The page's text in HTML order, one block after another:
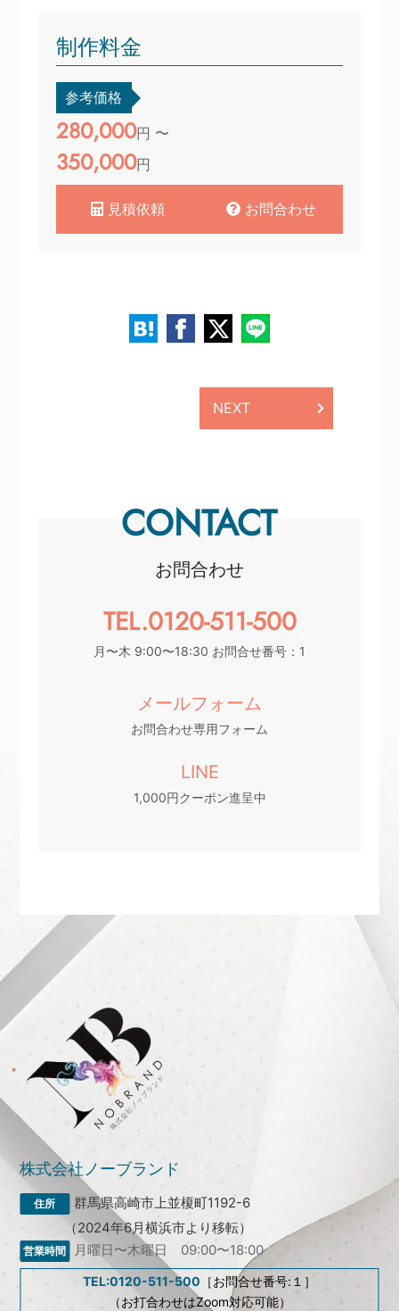
制作料金
参考価格
280,000円 〜
350,000円
見積依頼 お問合わせ
NEXT
CONTACT
お問合わせ
TEL.0120-511-500
月〜木 9:00〜18:30 お問合せ番号：1
メールフォーム
お問合わせ専用フォーム
LINE
1,000円クーポン進呈中
株式会社ノーブランド
群馬県高崎市上並榎町1192-6
（2024年6月横浜市より移転）
月曜日〜木曜日 09:00〜18:00
TEL:0120-511-500 ［お問合せ番号:１］
（お打合わせはZoom対応可能）